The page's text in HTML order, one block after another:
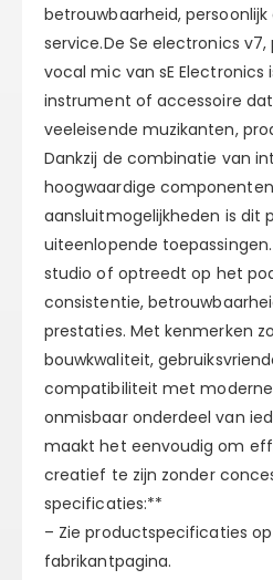
betrouwbaarheid,
service.De Se electronics
vocal mic van sE Electronics
instrument of accessoire
veeleisende muzikanten,
Dankzij de combinatie van
hoogwaardige
aansluitmogelijkheden is dit
uiteenlopende
studio of optreedt op het
consistentie,
prestaties. Met kenmerken
bouwkwaliteit,
compatibiliteit met
onmisbaar onderdeel van
maakt het eenvoudig om
creatief te zijn zonder
specificaties:**
– Zie productspecificaties
fabrikantpagina.